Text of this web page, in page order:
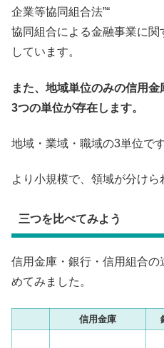
企業等協同組合法”“
協同組合による金融事業に関
しています。
また、地域単位のみの信用
3つの単位が存在します。
地域・業域・職域の3単位です
より小規模で、領域が分けら
三つを比べてみよう
信用金庫・銀行・信用組合
めてみました。
信用金庫